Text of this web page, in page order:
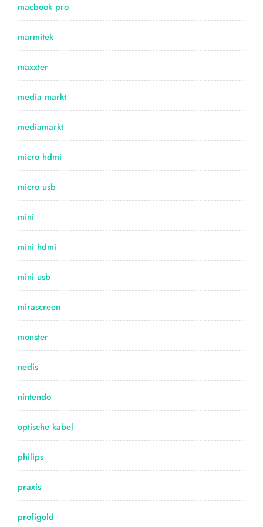
macbook pro
marmitek
maxxter
media markt
mediamarkt
micro hdmi
micro usb
mini
mini hdmi
mini usb
mirascreen
monster
nedis
nintendo
optische kabel
philips
praxis
profigold